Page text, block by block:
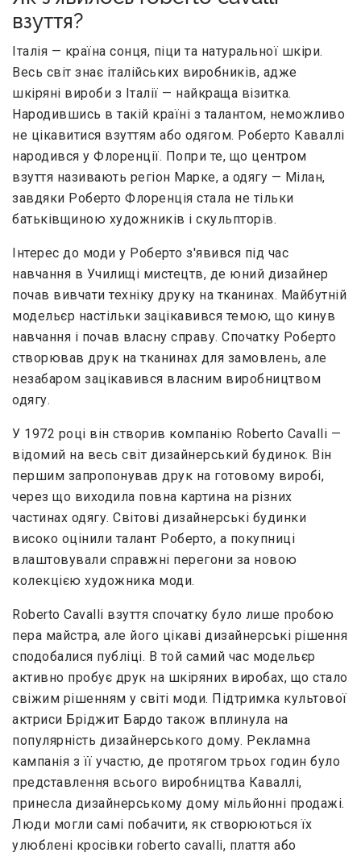
взуття?
Італія — країна сонця, піци та натуральної шкіри.
Весь світ знає італійських виробників, адже
шкіряні вироби з Італії — найкраща візитка.
Народившись в такій країні з талантом, неможливо
не цікавитися взуттям або одягом. Роберто Каваллі
народився у Флоренції. Попри те, що центром
взуття називають регіон Марке, а одягу — Мілан,
завдяки Роберто Флоренція стала не тільки
батьківщиною художників і скульпторів.
Інтерес до моди у Роберто з'явився під час
навчання в Училищі мистецтв, де юний дизайнер
почав вивчати техніку друку на тканинах. Майбутній
модельєр настільки зацікавився темою, що кинув
навчання і почав власну справу. Спочатку Роберто
створював друк на тканинах для замовлень, але
незабаром зацікавився власним виробництвом
одягу.
У 1972 році він створив компанію Roberto Cavalli —
відомий на весь світ дизайнерський будинок. Він
першим запропонував друк на готовому виробі,
через що виходила повна картина на різних
частинах одягу. Світові дизайнерські будинки
високо оцінили талант Роберто, а покупниці
влаштовували справжні перегони за новою
колекцією художника моди.
Roberto Cavalli взуття спочатку було лише пробою
пера майстра, але його цікаві дизайнерські рішення
сподобалися публіці. В той самий час модельєр
активно пробує друк на шкіряних виробах, що стало
свіжим рішенням у світі моди. Підтримка культової
актриси Бріджит Бардо також вплинула на
популярність дизайнерського дому. Рекламна
кампанія з її участю, де протягом трьох годин було
представлення всього виробництва Каваллі,
принесла дизайнерському дому мільйонні продажі.
Люди могли самі побачити, як створюються їх
улюблені кросівки roberto cavalli, плаття або